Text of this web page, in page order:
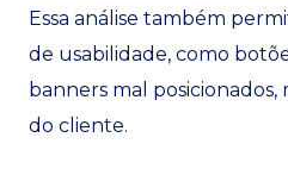
Essa análise também
de usabilidade, como
banners mal
do cliente.